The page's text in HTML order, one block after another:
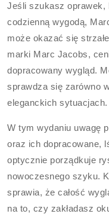
Jeśli szukasz oprawek,
codzienną wygodą,
może okazać się
marki Marc Jacobs,
dopracowany wygląd.
sprawdza się zarówno
eleganckich sytuacjach.
W tym wydaniu uwagę
oraz ich dopracowane,
optycznie porządkuje
nowoczesnego szyku.
sprawia, że całość
na to, czy zakładasz